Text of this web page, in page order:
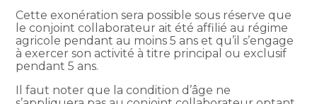
Cette exonération sera possible sous réserve que
le conjoint collaborateur ait été affilié au régime
agricole pendant au moins 5 ans et qu’il s’engage
à exercer son activité à titre principal ou exclusif
pendant 5 ans.
Il faut noter que la condition d’âge ne